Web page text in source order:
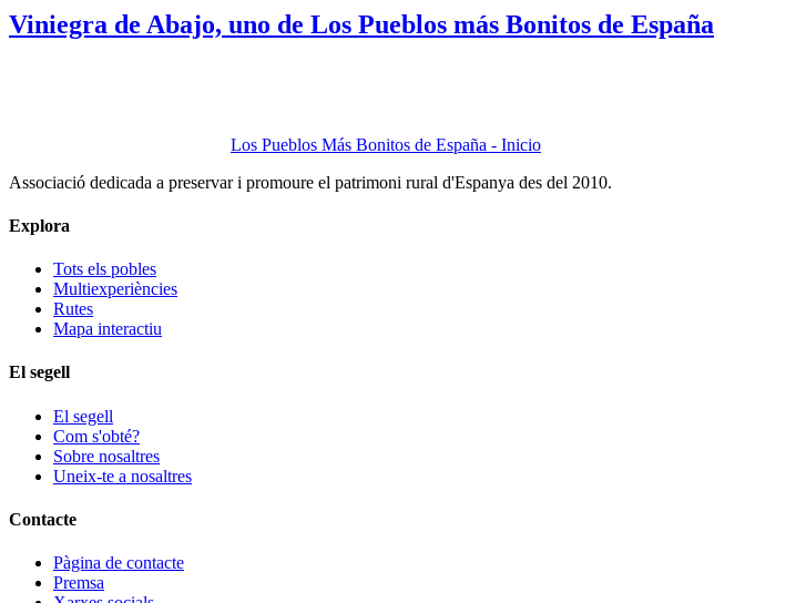
Viniegra de Abajo, uno de Los Pueblos más Bonitos de España
Los Pueblos Más Bonitos de España - Inicio
Associació dedicada a preservar i promoure el patrimoni rural d'Espanya des del 2010.
Explora
Tots els pobles
Multiexperiències
Rutes
Mapa interactiu
El segell
El segell
Com s'obté?
Sobre nosaltres
Uneix-te a nosaltres
Contacte
Pàgina de contacte
Premsa